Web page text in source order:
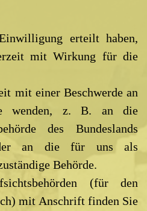
erteilt haben,
mit Wirkung für die
mit einer Beschwerde an
wenden, z. B. an die
des Bundeslands
an die für uns als
Behörde.
(für den
mit Anschrift finden Sie